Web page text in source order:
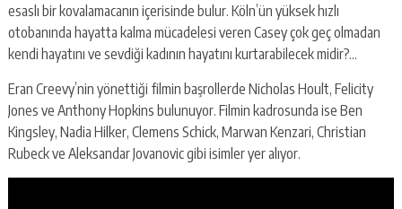
esaslı bir kovalamacanın içerisinde bulur. Köln’ün yüksek hızlı
otobanında hayatta kalma mücadelesi veren Casey çok geç olmadan
kendi hayatını ve sevdiği kadının hayatını kurtarabilecek midir?…
Eran Creevy’nin yönettiği filmin başrollerde Nicholas Hoult, Felicity
Jones ve Anthony Hopkins bulunuyor. Filmin kadrosunda ise Ben
Kingsley, Nadia Hilker, Clemens Schick, Marwan Kenzari, Christian
Rubeck ve Aleksandar Jovanovic gibi isimler yer alıyor.